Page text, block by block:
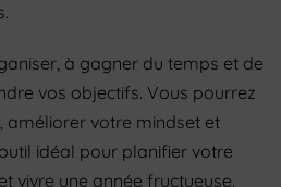
à gagner du temps et de
vos objectifs. Vous pourrez
améliorer votre mindset et
idéal pour planifier votre
vivre une année fructueuse.